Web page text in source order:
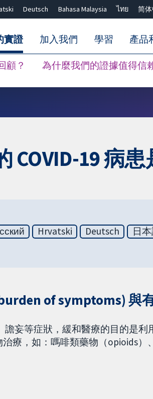
Deutsch Bahasa Malaysia ไทย 简
實證
顧？ 為什麼我們的證據值得信
加入我們 學習 產品
19 病
Hrvatski Deutsch 日
of symptoms) 與
譫妄等症狀，緩和醫療的目的是利
療，如：嗎啡類藥物（opioids）